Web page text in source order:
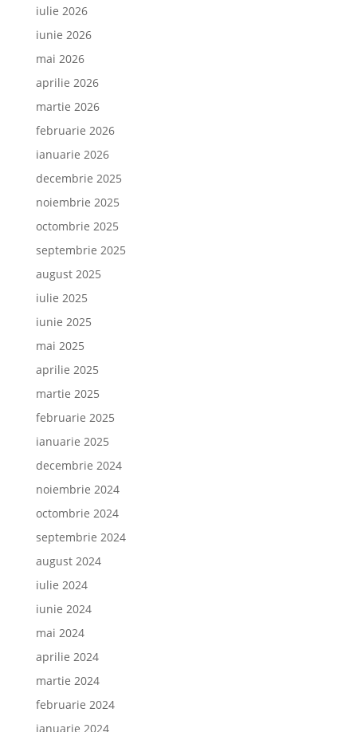
iulie 2026
iunie 2026
mai 2026
aprilie 2026
martie 2026
februarie 2026
ianuarie 2026
decembrie 2025
noiembrie 2025
octombrie 2025
septembrie 2025
august 2025
iulie 2025
iunie 2025
mai 2025
aprilie 2025
martie 2025
februarie 2025
ianuarie 2025
decembrie 2024
noiembrie 2024
octombrie 2024
septembrie 2024
august 2024
iulie 2024
iunie 2024
mai 2024
aprilie 2024
martie 2024
februarie 2024
ianuarie 2024